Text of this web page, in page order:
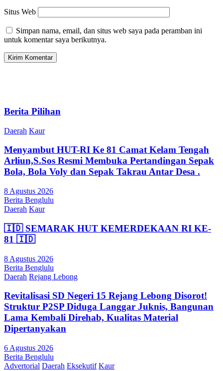
Situs Web
Simpan nama, email, dan situs web saya pada peramban ini
untuk komentar saya berikutnya.
Berita Pilihan
Daerah Kaur
Menyambut HUT-RI Ke 81 Camat Kelam Tengah
Arliun,S.Sos Resmi Membuka Pertandingan Sepak
Bola, Bola Voly dan Sepak Takrau Antar Desa .
8 Agustus 2026
Berita Benglulu
Daerah Kaur
🇮🇩 SEMARAK HUT KEMERDEKAAN RI KE-
81 🇮🇩
8 Agustus 2026
Berita Benglulu
Daerah Rejang Lebong
Revitalisasi SD Negeri 15 Rejang Lebong Disorot!
Struktur P2SP Diduga Langgar Juknis, Bangunan
Lama Kembali Direhab, Kualitas Material
Dipertanyakan
6 Agustus 2026
Berita Benglulu
Advertorial Daerah Eksekutif Kaur